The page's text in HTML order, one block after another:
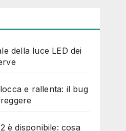
della luce LED dei
e rallenta: il bug
è disponibile: cosa